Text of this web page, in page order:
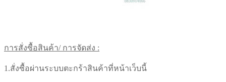
การสั่งซื้อสินค้า/ การจัดส่ง :
1.สั่งซื้อผ่านระบบตะกร้าสินค้าที่หน้าเว็บนี้